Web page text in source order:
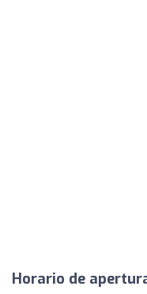
Horario de